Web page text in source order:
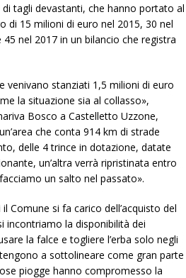
tagli devastanti, che hanno portato al
di 15 milioni di euro nel 2015, 30 nel
45 nel 2017 in un bilancio che registra
venivano stanziati 1,5 milioni di euro
la situazione sia al collasso»,
Bosco a Castelletto Uzzone,
che conta 914 km di strade
delle 4 trince in dotazione, datate
un’altra verrà ripristinata entro
un salto nel passato».
Comune si fa carico dell’acquisto del
incontriamo la disponibilità dei
la falce e togliere l’erba solo negli
a sottolineare come gran parte
piogge hanno compromesso la